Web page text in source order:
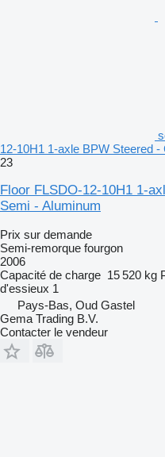
12-10H1 1-axle BPW Steered
23
Floor FLSDO-12-10H1 1-
Semi - Aluminum
Prix sur demande
Semi-remorque fourgon
2006
Capacité de charge 15 520 kg
d'essieux 1
Pays-Bas, Oud Gastel
Gema Trading B.V.
Contacter le vendeur